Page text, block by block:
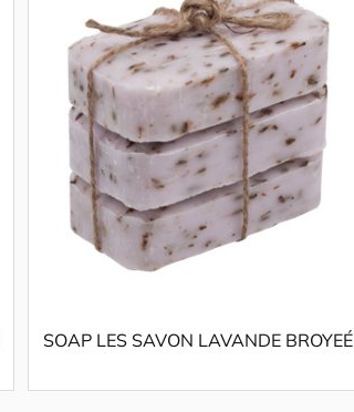
SOAP LES SAVON LAVANDE BROYEÉ